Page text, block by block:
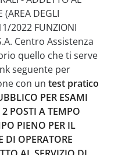
(AREA DEGLI
2022 FUNZIONI
Centro Assistenza
quello che ti serve
seguente per
con un test pratico
PER ESAMI
POSTI A TEMPO
PIENO PER IL
DI OPERATORE